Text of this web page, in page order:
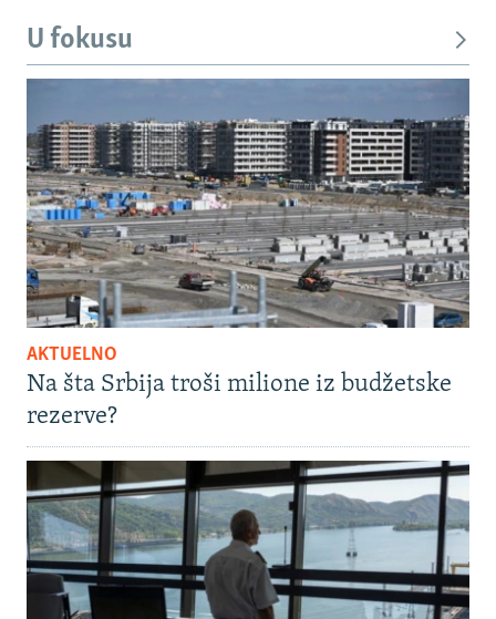
U fokusu
AKTUELNO
Na šta Srbija troši milione iz budžetske
rezerve?